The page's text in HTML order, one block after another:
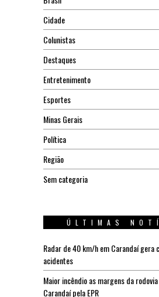
Cidade
Colunistas
Destaques
Entretenimento
Esportes
Minas Gerais
Política
Região
Sem categoria
ÚLTIMAS
Radar de 40 km/h em Carandaí gera
acidentes
Maior incêndio as margens da
Carandaí pela EPR